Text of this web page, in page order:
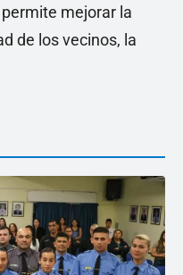
mejorar la
de los vecinos, la